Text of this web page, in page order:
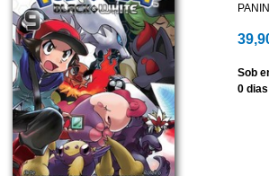
Sob
0 dias